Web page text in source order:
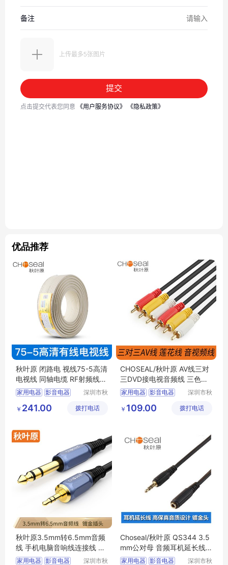
优品推荐
秋叶原 闭路电 视线75-5高清
电视线 同轴电缆 RF射频线12
8网QS6124
家用电器 影音电器
深圳市秋
有限公司
￥ 241.00 拨打电话
CHOSEAL/秋叶原 AV线三对
三DVD接电视音频线 三色机
顶盒连接高清线
家用电器 影音电器
三对三AV线
深圳市秋
有限公司
￥ 109.00 拨打电话
秋叶原3.5mm转6.5mm音频
线 手机电脑音响线连接线 调
音台CH0514
家用电器 影音电器
深圳市秋
Choseal/秋叶原 QS344 3.5
mm公对母 音频耳机延长线
1.8-15米
家用电器 影音电器
深圳市秋